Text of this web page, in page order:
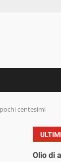
centesimi
Olio di